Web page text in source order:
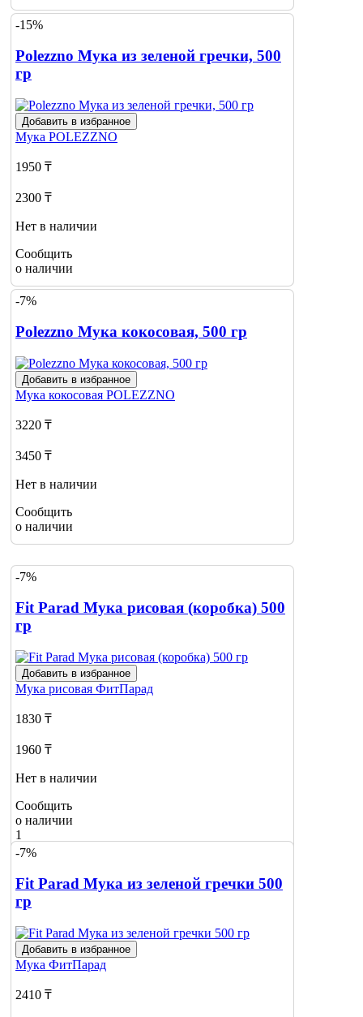
-15%
Polezzno Мука из зеленой гречки, 500
гр
Добавить в избранное
Мука POLEZZNO
1950 ₸
2300 ₸
Нет в наличии
Сообщить
о наличии
-7%
Polezzno Мука кокосовая, 500 гр
Добавить в избранное
Мука кокосовая POLEZZNO
3220 ₸
3450 ₸
Нет в наличии
Сообщить
о наличии
-7%
Fit Parad Мука рисовая (коробка) 500
гр
Добавить в избранное
Мука рисовая ФитПарад
1830 ₸
1960 ₸
Нет в наличии
Сообщить
о наличии
1
-7%
Fit Parad Мука из зеленой гречки 500
гр
Добавить в избранное
Мука ФитПарад
2410 ₸